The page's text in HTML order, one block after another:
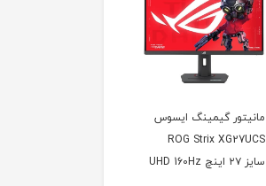
مانیتور گیمینگ ایسوس
ROG Strix XG27UCS
سایز ۲۷ اینچ UHD 160Hz